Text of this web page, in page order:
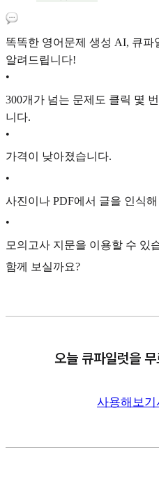
똑똑한 영어문제 생성 AI, 큐파
알려드립니다!
•
300개가 넘는 문제도 클릭 몇
니다.
•
가격이 낮아졌습니다.
•
사진이나 PDF에서 글을 인식
•
모의고사 지문을 이용할 수 있
함께 보실까요?
오늘 큐파일럿을
사용해보기